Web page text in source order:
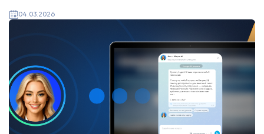
04.03.2026